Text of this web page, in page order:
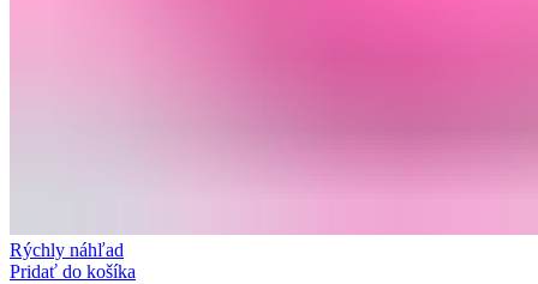
Rýchly náhľad
Pridať do košíka